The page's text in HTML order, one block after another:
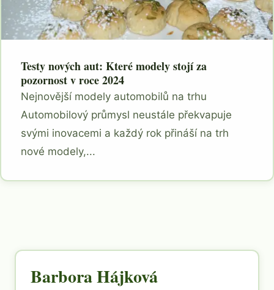
Testy nových aut: Které modely stojí za
pozornost v roce 2024
Nejnovější modely automobilů na trhu
Automobilový průmysl neustále překvapuje
svými inovacemi a každý rok přináší na trh
nové modely,...
Barbora Hájková